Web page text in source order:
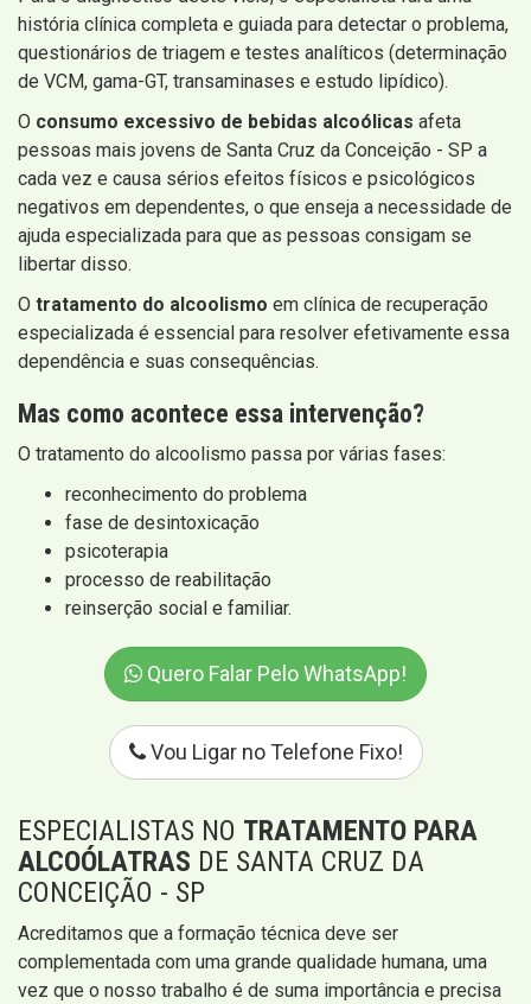
história clínica completa e guiada para detectar o problema,
questionários de triagem e testes analíticos (determinação
de VCM, gama-GT, transaminases e estudo lipídico).
O consumo excessivo de bebidas alcoólicas afeta
pessoas mais jovens de Santa Cruz da Conceição - SP a
cada vez e causa sérios efeitos físicos e psicológicos
negativos em dependentes, o que enseja a necessidade de
ajuda especializada para que as pessoas consigam se
libertar disso.
O tratamento do alcoolismo em clínica de recuperação
especializada é essencial para resolver efetivamente essa
dependência e suas consequências.
Mas como acontece essa intervenção?
O tratamento do alcoolismo passa por várias fases:
reconhecimento do problema
fase de desintoxicação
psicoterapia
processo de reabilitação
reinserção social e familiar.
Quero Falar Pelo WhatsApp!
Vou Ligar no Telefone Fixo!
ESPECIALISTAS NO TRATAMENTO PARA
ALCOÓLATRAS DE SANTA CRUZ DA
CONCEIÇÃO - SP
Acreditamos que a formação técnica deve ser
complementada com uma grande qualidade humana, uma
vez que o nosso trabalho é de suma importância e precisa